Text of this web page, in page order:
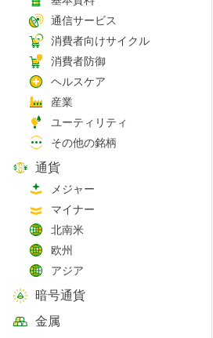
通信サービス
消費者向けサイクル
消費者防御
ヘルスケア
産業
ユーティリティ
その他の銘柄
通貨
メジャー
マイナー
北南米
欧州
アジア
暗号通貨
金属